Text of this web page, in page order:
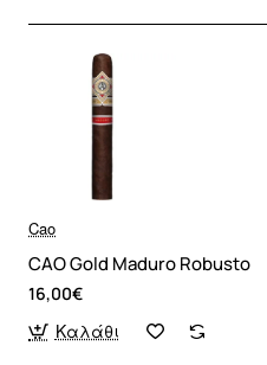
Cao
CAO Gold Maduro Robusto
16,00€
Καλάθι